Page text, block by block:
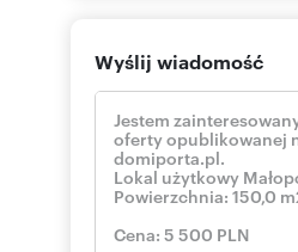
Wyślij wiadomość